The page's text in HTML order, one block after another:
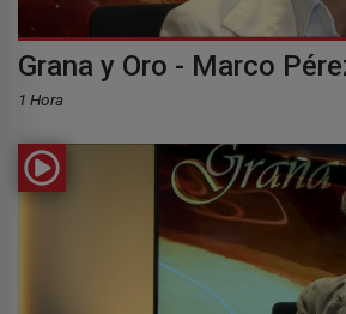
Grana y Oro - Marco
1 Hora